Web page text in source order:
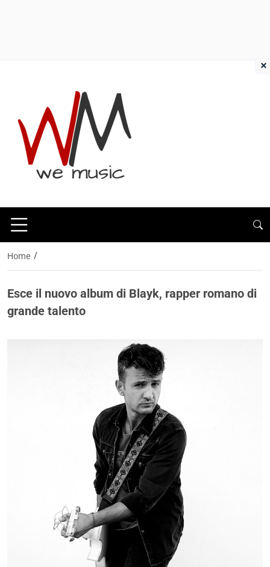
Home /
Esce il nuovo album di Blayk, rapper romano di
grande talento
×